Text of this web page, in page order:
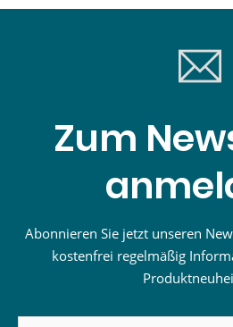
Zum
Abonnieren Sie jetzt unseren
kostenfrei regelmäßig